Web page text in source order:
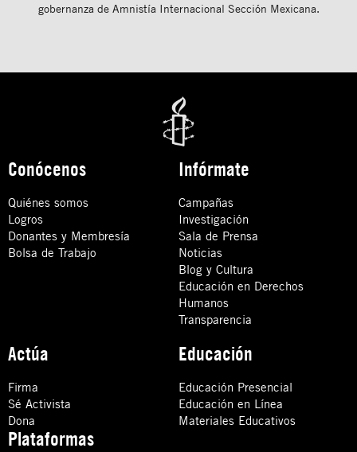
gobernanza de Amnistía Internacional Sección Mexicana.
Conócenos
Quiénes somos
Logros
Donantes y Membresía
Bolsa de Trabajo
Infórmate
Campañas
Investigación
Sala de Prensa
Noticias
Blog y Cultura
Educación en Derechos
Humanos
Transparencia
Actúa
Firma
Sé Activista
Dona
Educación
Educación Presencial
Educación en Línea
Materiales Educativos
Plataformas